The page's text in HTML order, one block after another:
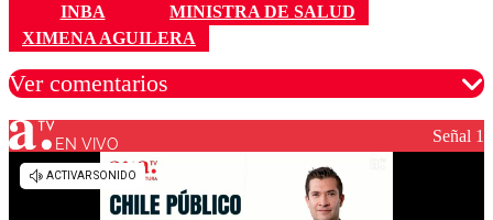
INBA
MINISTRA DE SALUD
XIMENA AGUILERA
Ver comentarios
Los comentarios son moderados para garantizar un
diálogo respetuoso.
EN VIVO Señal 1